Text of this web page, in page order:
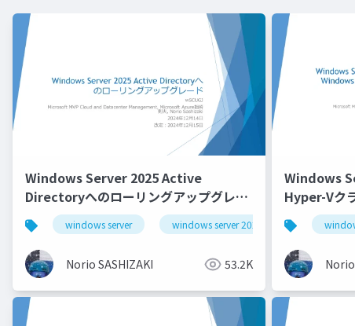
Windows Server 2025 Active
Directoryへのローリングアップグレー
ド_Rolling Upgrade to Windows
Server 2025 Active Directory
windows server windows server 2025
Norio SASHIZAKI 53.2K
Windows
Hyper-Vク
location of
Norio